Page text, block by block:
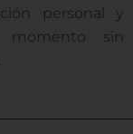
personal y
momento sin